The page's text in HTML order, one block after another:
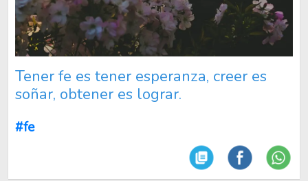
Tener fe es tener esperanza, creer es
soñar, obtener es lograr.
#fe